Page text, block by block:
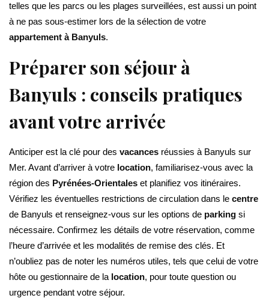
telles que les parcs ou les plages surveillées, est aussi un point
à ne pas sous-estimer lors de la sélection de votre
appartement à Banyuls.
Préparer son séjour à
Banyuls : conseils pratiques
avant votre arrivée
Anticiper est la clé pour des vacances réussies à Banyuls sur
Mer. Avant d’arriver à votre location, familiarisez-vous avec la
région des Pyrénées-Orientales et planifiez vos itinéraires.
Vérifiez les éventuelles restrictions de circulation dans le centre
de Banyuls et renseignez-vous sur les options de parking si
nécessaire. Confirmez les détails de votre réservation, comme
l’heure d’arrivée et les modalités de remise des clés. Et
n’oubliez pas de noter les numéros utiles, tels que celui de votre
hôte ou gestionnaire de la location, pour toute question ou
urgence pendant votre séjour.